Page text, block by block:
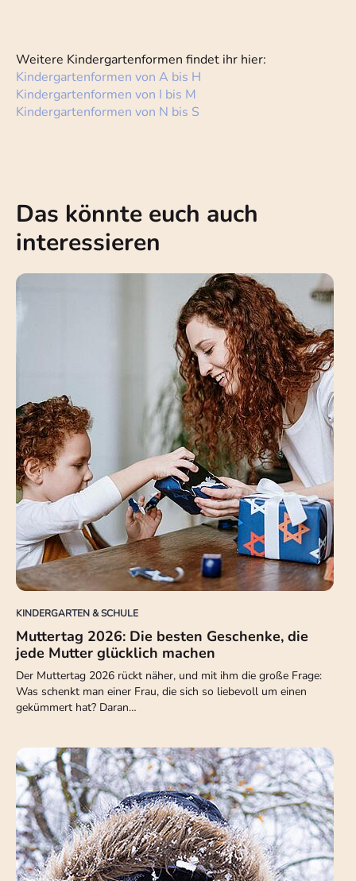
Weitere Kindergartenformen findet ihr hier:
Kindergartenformen von A bis H
Kindergartenformen von I bis M
Kindergartenformen von N bis S
Das könnte euch auch
interessieren
KINDERGARTEN & SCHULE
Muttertag 2026: Die besten Geschenke, die
jede Mutter glücklich machen
Der Muttertag 2026 rückt näher, und mit ihm die große Frage:
Was schenkt man einer Frau, die sich so liebevoll um einen
gekümmert hat? Daran…